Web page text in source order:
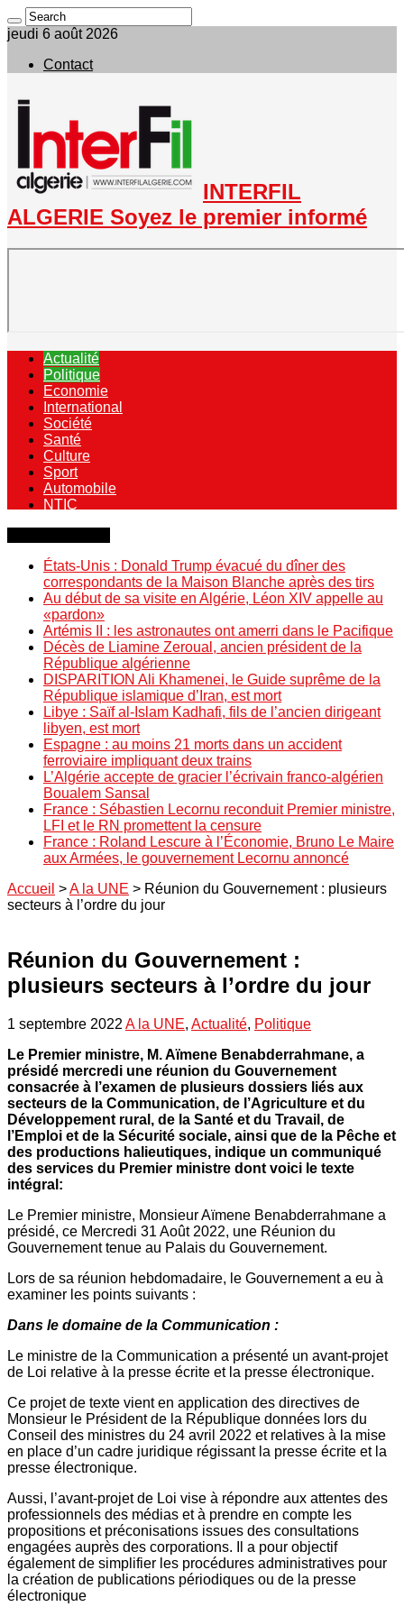
jeudi 6 août 2026
Contact
INTERFIL
ALGERIE Soyez le premier informé
Actualité
Politique
Economie
International
Société
Santé
Culture
Sport
Automobile
NTIC
États-Unis : Donald Trump évacué du dîner des
correspondants de la Maison Blanche après des tirs
Au début de sa visite en Algérie, Léon XIV appelle au
«pardon»
Artémis II : les astronautes ont amerri dans le Pacifique
Décès de Liamine Zeroual, ancien président de la
République algérienne
DISPARITION Ali Khamenei, le Guide suprême de la
République islamique d’Iran, est mort
Libye : Saïf al-Islam Kadhafi, fils de l’ancien dirigeant
libyen, est mort
Espagne : au moins 21 morts dans un accident
ferroviaire impliquant deux trains
L’Algérie accepte de gracier l’écrivain franco-algérien
Boualem Sansal
France : Sébastien Lecornu reconduit Premier ministre,
LFI et le RN promettent la censure
France : Roland Lescure à l’Économie, Bruno Le Maire
aux Armées, le gouvernement Lecornu annoncé
Accueil >A la UNE > Réunion du Gouvernement : plusieurs
secteurs à l’ordre du jour
Réunion du Gouvernement :
plusieurs secteurs à l’ordre du jour
1 septembre 2022 A la UNE, Actualité, Politique
Le Premier ministre, M. Aïmene Benabderrahmane, a
présidé mercredi une réunion du Gouvernement
consacrée à l’examen de plusieurs dossiers liés aux
secteurs de la Communication, de l’Agriculture et du
Développement rural, de la Santé et du Travail, de
l’Emploi et de la Sécurité sociale, ainsi que de la Pêche et
des productions halieutiques, indique un communiqué
des services du Premier ministre dont voici le texte
intégral:
Le Premier ministre, Monsieur Aïmene Benabderrahmane a
présidé, ce Mercredi 31 Août 2022, une Réunion du
Gouvernement tenue au Palais du Gouvernement.
Lors de sa réunion hebdomadaire, le Gouvernement a eu à
examiner les points suivants :
Dans le domaine de la Communication :
Le ministre de la Communication a présenté un avant-projet
de Loi relative à la presse écrite et la presse électronique.
Ce projet de texte vient en application des directives de
Monsieur le Président de la République données lors du
Conseil des ministres du 24 avril 2022 et relatives à la mise
en place d’un cadre juridique régissant la presse écrite et la
presse électronique.
Aussi, l’avant-projet de Loi vise à répondre aux attentes des
professionnels des médias et à prendre en compte les
propositions et préconisations issues des consultations
engagées auprès des corporations. Il a pour objectif
également de simplifier les procédures administratives pour
la création de publications périodiques ou de la presse
électronique